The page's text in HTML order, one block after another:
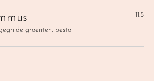
groenten, pesto
11.5